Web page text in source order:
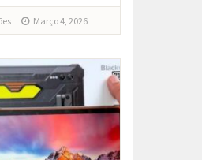
Março 4, 2026